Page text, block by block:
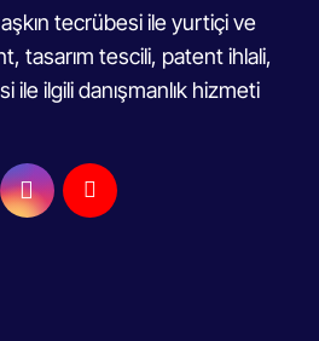
aşkın tecrübesi ile yurtiçi ve
tasarım tescili, patent ihlali,
ile ilgili danışmanlık hizmeti